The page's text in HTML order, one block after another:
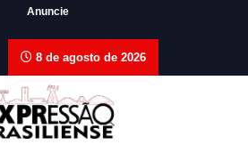
Anuncie
8 de agosto de 2026